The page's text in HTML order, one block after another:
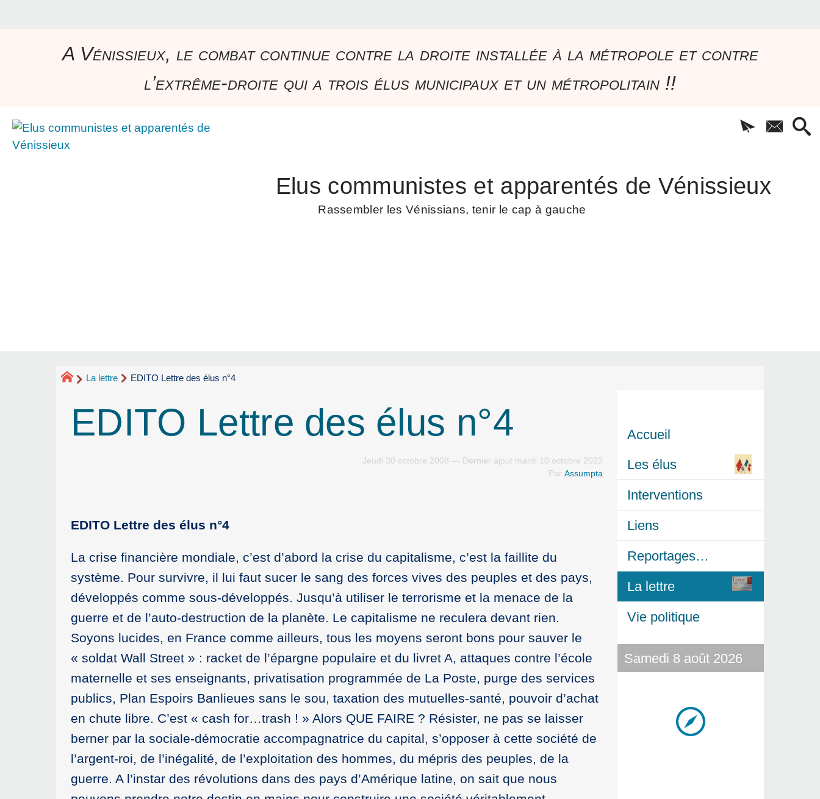
A Vénissieux, le combat continue contre la droite installée à la métropole et contre
l’extrême-droite qui a trois élus municipaux et un métropolitain !!
Elus communistes et apparentés de Vénissieux
Rassembler les Vénissians, tenir le cap à gauche
La lettre EDITO Lettre des élus n°4
EDITO Lettre des élus n°4
Jeudi 30 octobre 2008 — Dernier ajout mardi 10 octobre 2023
Par Assumpta
EDITO Lettre des élus n°4
La crise financière mondiale, c’est d’abord la crise du capitalisme, c’est la faillite du
système. Pour survivre, il lui faut sucer le sang des forces vives des peuples et des pays,
développés comme sous-développés. Jusqu’à utiliser le terrorisme et la menace de la
guerre et de l’auto-destruction de la planète. Le capitalisme ne reculera devant rien.
Soyons lucides, en France comme ailleurs, tous les moyens seront bons pour sauver le
« soldat Wall Street » : racket de l’épargne populaire et du livret A, attaques contre l’école
maternelle et ses enseignants, privatisation programmée de La Poste, purge des services
publics, Plan Espoirs Banlieues sans le sou, taxation des mutuelles-santé, pouvoir d’achat
en chute libre. C’est « cash for…trash ! » Alors QUE FAIRE ? Résister, ne pas se laisser
berner par la sociale-démocratie accompagnatrice du capital, s’opposer à cette société de
l’argent-roi, de l’inégalité, de l’exploitation des hommes, du mépris des peuples, de la
guerre. A l’instar des révolutions dans des pays d’Amérique latine, on sait que nous
Accueil
Les élus
Interventions
Liens
Reportages…
La lettre
Vie politique
Samedi 8 août 2026